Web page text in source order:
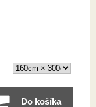
Do košíka